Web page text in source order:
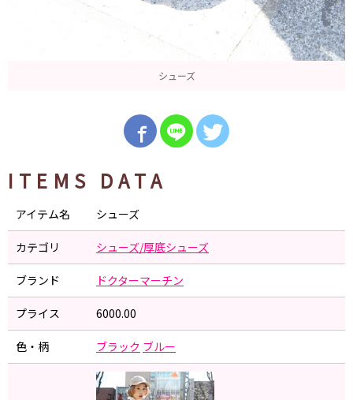
シューズ
ITEMS DATA
アイテム名 シューズ
カテゴリ シューズ/厚底シューズ
ブランド ドクターマーチン
プライス 6000.00
色・柄 ブラック ブルー